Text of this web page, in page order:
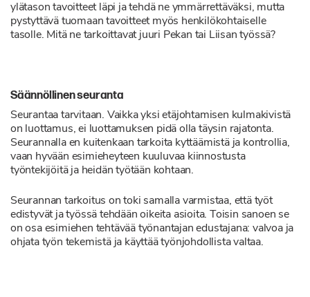
ylätason tavoitteet läpi ja tehdä ne ymmärrettäväksi, mutta
pystyttävä tuomaan tavoitteet myös henkilökohtaiselle
tasolle. Mitä ne tarkoittavat juuri Pekan tai Liisan työssä?
Säännöllinen seuranta
Seurantaa tarvitaan. Vaikka yksi etäjohtamisen kulmakivistä
on luottamus, ei luottamuksen pidä olla täysin rajatonta.
Seurannalla en kuitenkaan tarkoita kyttäämistä ja kontrollia,
vaan hyvään esimieheyteen kuuluvaa kiinnostusta
työntekijöitä ja heidän työtään kohtaan.
Seurannan tarkoitus on toki samalla varmistaa, että työt
edistyvät ja työssä tehdään oikeita asioita. Toisin sanoen se
on osa esimiehen tehtävää työnantajan edustajana: valvoa ja
ohjata työn tekemistä ja käyttää työnjohdollista valtaa.